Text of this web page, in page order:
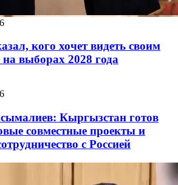
кого хочет видеть своим
выборах 2028 года
Кыргызстан готов
совместные проекты и
с Россией